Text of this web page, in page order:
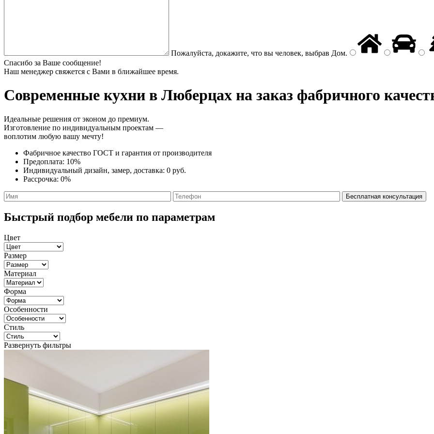
Пожалуйста, докажите, что вы человек, выбрав Дом.
Спасибо за Ваше сообщение!
Наш менеджер свяжется с Вами в ближайшее время.
Современные кухни в Люберцах на заказ фабричного
Идеальные решения от эконом до премиум.
Изготовление по индивидуальным проектам —
воплотим любую вашу мечту!
Фабричное качество ГОСТ и гарантия от производителя
Предоплата: 10%
Индивидуальный дизайн, замер, доставка: 0 руб.
Рассрочка: 0%
Быстрый подбор мебели по параметрам
Цвет
Размер
Материал
Форма
Особенности
Стиль
Развернуть фильтры